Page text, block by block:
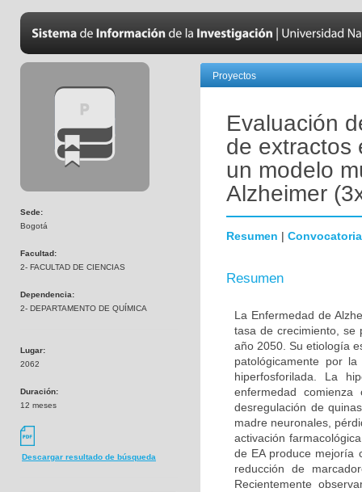
Sede:
Bogotá
Facultad:
2- FACULTAD DE CIENCIAS
Dependencia:
2- DEPARTAMENTO DE QUÍMICA
Lugar:
2062
Duración:
12 meses
Descargar resultado de búsqueda
Proyectos
Evaluación
de extractos
un modelo
Alzheimer
Resumen | Convocatoria
Resumen
La Enfermedad de
tasa de crecimiento, se
año 2050. Su etiología
patológicamente por
hiperfosforilada. La
enfermedad
desregulación de
madre neuronales,
activación
de EA produce mejoría
reducción de
Recientemente